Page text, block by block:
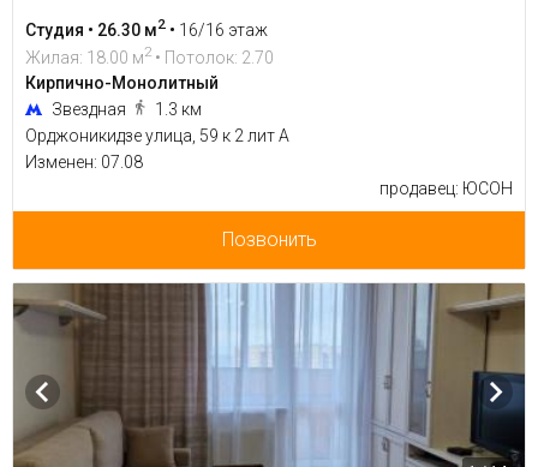
Студия • 26.30 м2 • 16/16 этаж
Жилая: 18.00 м2 • Потолок: 2.70
Кирпично-Монолитный
Звездная
1.3 км
Орджоникидзе улица, 59 к 2 лит А
Изменен: 07.08
продавец: ЮСОН
Позвонить